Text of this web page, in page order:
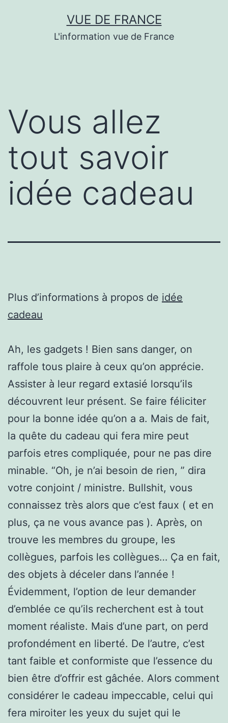
VUE DE FRANCE
L'information vue de France
Vous allez
tout savoir
idée cadeau
Plus d’informations à propos de idée
cadeau
Ah, les gadgets ! Bien sans danger, on
raffole tous plaire à ceux qu’on apprécie.
Assister à leur regard extasié lorsqu’ils
découvrent leur présent. Se faire féliciter
pour la bonne idée qu’on a a. Mais de fait,
la quête du cadeau qui fera mire peut
parfois etres compliquée, pour ne pas dire
minable. “Oh, je n’ai besoin de rien, ” dira
votre conjoint / ministre. Bullshit, vous
connaissez très alors que c’est faux ( et en
plus, ça ne vous avance pas ). Après, on
trouve les membres du groupe, les
collègues, parfois les collègues… Ça en fait,
des objets à déceler dans l’année !
Évidemment, l’option de leur demander
d’emblée ce qu’ils recherchent est à tout
moment réaliste. Mais d’une part, on perd
profondément en liberté. De l’autre, c’est
tant faible et conformiste que l’essence du
bien être d’offrir est gâchée. Alors comment
considérer le cadeau impeccable, celui qui
fera miroiter les yeux du sujet qui le